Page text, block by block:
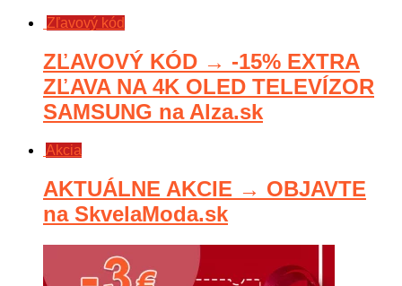
Zľavový kód
ZĽAVOVÝ KÓD → -15% EXTRA
ZĽAVA NA 4K OLED TELEVÍZOR
SAMSUNG na Alza.sk
Akcia
AKTUÁLNE AKCIE → OBJAVTE
na SkvelaModa.sk